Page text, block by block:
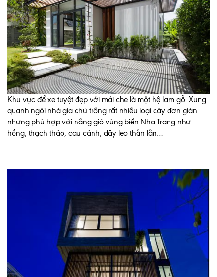
Khu vực để xe tuyệt đẹp với mái che là một hệ lam gỗ. Xung
quanh ngôi nhà gia chủ trồng rất nhiều loại cây đơn giản
nhưng phù hợp với nắng gió vùng biển Nha Trang như
hồng, thạch thảo, cau cảnh, dây leo thằn lằn…